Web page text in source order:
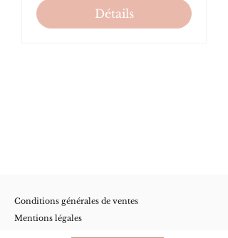
Détails
Conditions générales de ventes
Mentions légales